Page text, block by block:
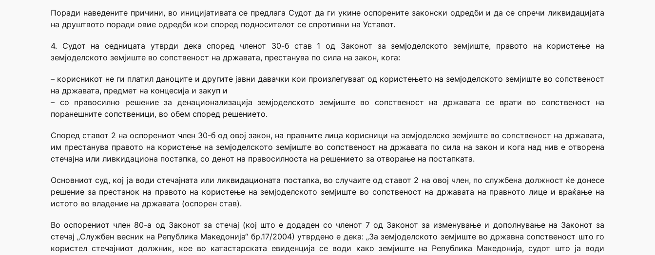
Поради наведените причини, во иницијативата се предлага Судот да ги укине оспорените законски одредби и да се спречи ликвидацијата
на друштвото поради овие одредби кои според подносителот се спротивни на Уставот.
4. Судот на седницата утврди дека според членот 30-б став 1 од Законот за земјоделското земјиште, правото на користење на
земјоделското земјиште во сопственост на државата, престанува по сила на закон, кога:
– корисникот не ги платил даноците и другите јавни давачки кои произлегуваат од користењето на земјоделското земјиште во сопственост
на државата, предмет на концесија и закуп и
– со правосилно решение за денационализација земјоделското земјиште во сопственост на државата се врати во сопственост на
поранешните сопственици, во обем според решението.
Според ставот 2 на оспорениот член 30-б од овој закон, на правните лица корисници на земјоделско земјиште во сопственост на државата,
им престанува правото на користење на земјоделското земјиште во сопственост на државата по сила на закон и кога над нив е отворена
стечајна или ливкидациона постапка, со денот на правосилноста на решението за отворање на постапката.
Основниот суд, кој ја води стечајната или ликвидационата постапка, во случаите од ставот 2 на овој член, по службена должност ќе донесе
решение за престанок на правото на користење на земјоделското земјиште во сопственост на државата на правното лице и враќање на
истото во владение на државата (оспорен став).
Во оспорениот член 80-а од Законот за стечај (кој што е додаден со членот 7 од Законот за изменување и дополнување на Законот за
стечај „Службен весник на Република Македонија“ бр.17/2004) утврдено е дека: „За земјоделското земјиште во државна сопственост што го
користел стечајниот должник, кое во катастарската евиденција се води како земјиште на Република Македонија, судот што ја води